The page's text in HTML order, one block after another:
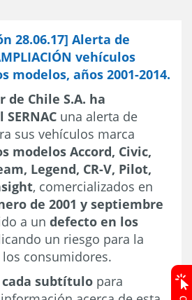
28.06.17] Alerta de
vehículos
modelos, años 2001-2014.
de Chile S.A. ha
una alerta de
sus vehículos marca
modelos Accord, Civic,
Legend, CR-V, Pilot,
, comercializados en
de 2001 y septiembre
a un defecto en los
un riesgo para la
consumidores.
cada subtítulo para